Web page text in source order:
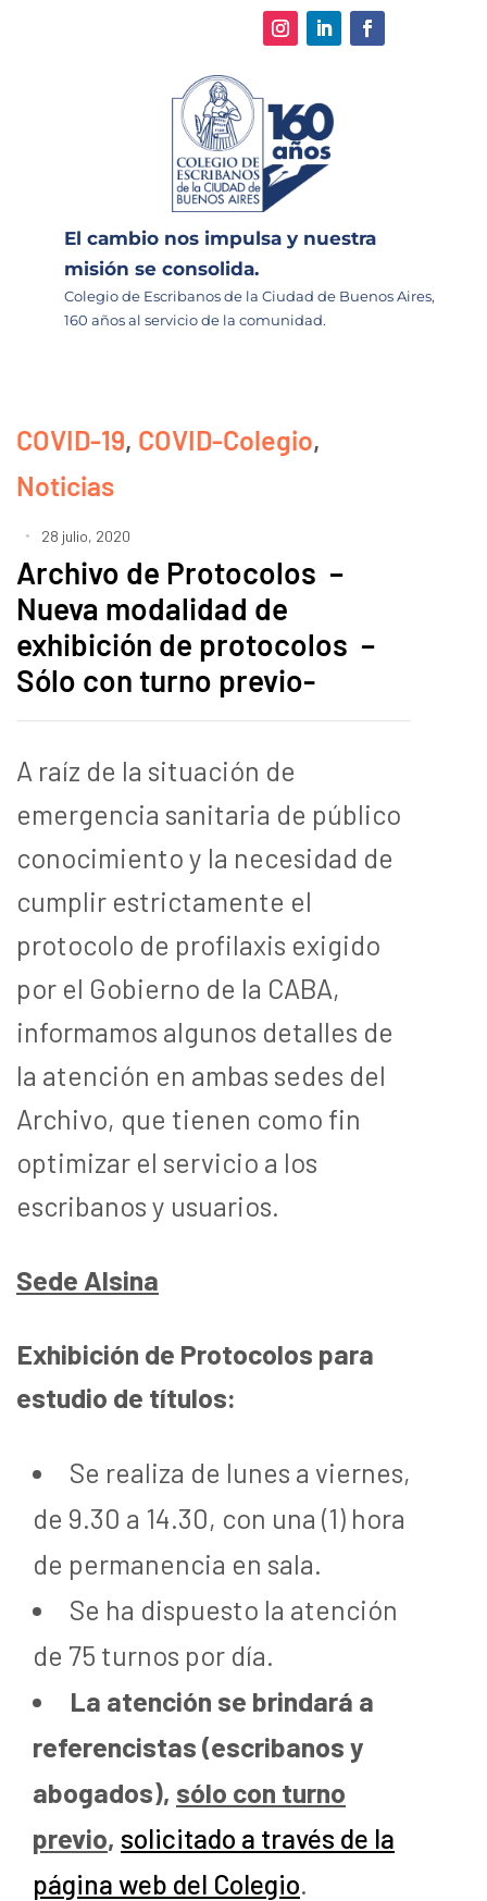
El cambio nos impulsa y nuestra
misión se consolida.
Colegio de Escribanos de la Ciudad de Buenos Aires,
160 años al servicio de la comunidad.
COVID-19, COVID-Colegio,
Noticias
28 julio, 2020
Archivo de Protocolos –
Nueva modalidad de
exhibición de protocolos –
Sólo con turno previo-
A raíz de la situación de
emergencia sanitaria de público
conocimiento y la necesidad de
cumplir estrictamente el
protocolo de profilaxis exigido
por el Gobierno de la CABA,
informamos algunos detalles de
la atención en ambas sedes del
Archivo, que tienen como fin
optimizar el servicio a los
escribanos y usuarios.
Sede Alsina
Exhibición de Protocolos para
estudio de títulos:
Se realiza de lunes a viernes,
de 9.30 a 14.30, con una (1) hora
de permanencia en sala.
Se ha dispuesto la atención
de 75 turnos por día.
La atención se brindará a
referencistas (escribanos y
abogados), sólo con turno
previo, solicitado a través de la
página web del Colegio.